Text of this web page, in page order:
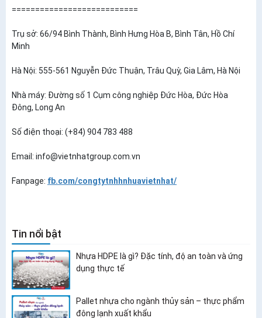
===========================
Trụ sở: 66/94 Bình Thành, Bình Hưng Hòa B, Bình Tân, Hồ Chí
Minh
Hà Nội: 555-561 Nguyễn Đức Thuận, Trâu Quỳ, Gia Lâm, Hà Nội
Nhà máy: Đường số 1 Cụm công nghiệp Đức Hòa, Đức Hòa
Đông, Long An
Số điện thoại: (+84) 904 783 488
Email: info@vietnhatgroup.com.vn
Fanpage: fb.com/congtytnhhnhuavietnhat/
Tin nổi bật
Nhựa HDPE là gì? Đặc tính, độ an toàn và ứng
dụng thực tế
Pallet nhựa cho ngành thủy sản – thực phẩm
đông lạnh xuất khẩu